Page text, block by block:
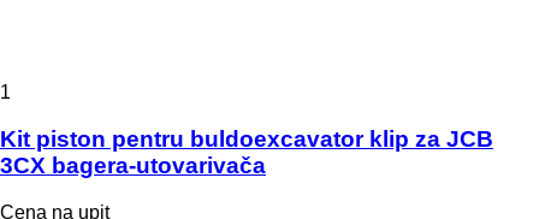
1
Kit piston pentru buldoexcavator klip za JCB
3CX bagera-utovarivača
Cena na upit